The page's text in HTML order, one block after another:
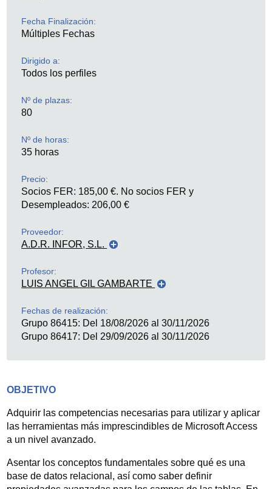
Fecha Finalización:
Múltiples Fechas
Dirigido a:
Todos los perfiles
Nº de plazas:
80
Nº de horas:
35 horas
Precio:
Socios FER: 185,00 €. No socios FER y
Desempleados: 206,00 €
Proveedor:
A.D.R. INFOR, S.L.
Profesor:
LUIS ANGEL GIL GAMBARTE
Fechas de realización:
Grupo 86415: Del 18/08/2026 al 30/11/2026
Grupo 86417: Del 29/09/2026 al 30/11/2026
OBJETIVO
Adquirir las competencias necesarias para utilizar y aplicar
las herramientas más imprescindibles de Microsoft Access
a un nivel avanzado.
Asentar los conceptos fundamentales sobre qué es una
base de datos relacional, así como saber definir